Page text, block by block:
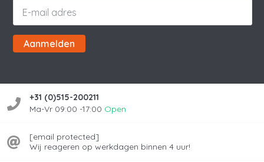
Aanmelden
+31 (0)515-200211
Ma-Vr 09:00 -17:00 Open
[email protected]
Wij reageren op werkdagen binnen 4 uur!